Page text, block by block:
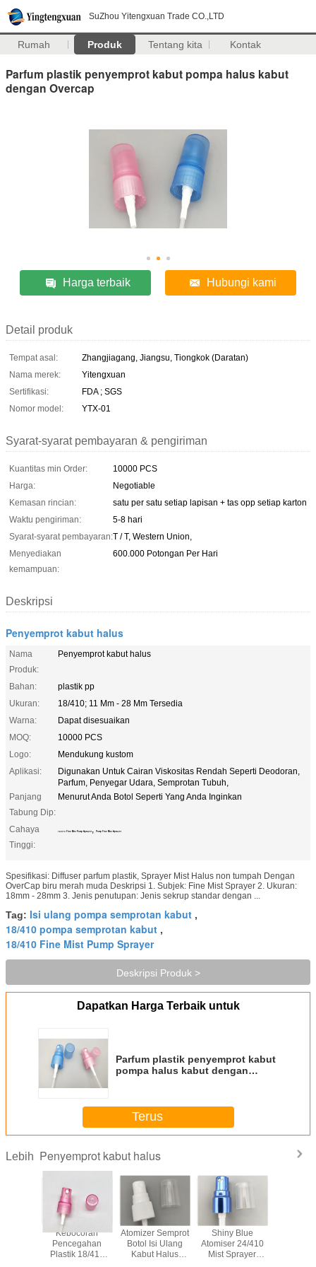
SuZhou Yitengxuan Trade CO.,LTD
Rumah Produk Tentang kita Kontak
Parfum plastik penyemprot kabut pompa halus kabut
dengan Overcap
Harga terbaik Hubungi kami
Detail produk
Tempat asal:
Zhangjiagang, Jiangsu, Tiongkok (Daratan)
Nama merek:
Yitengxuan
Sertifikasi:
FDA ; SGS
Nomor model:
YTX-01
Syarat-syarat pembayaran & pengiriman
Kuantitas min Order:
10000 PCS
Harga:
Negotiable
Kemasan rincian:
satu per satu setiap lapisan + tas opp setiap karton
Waktu pengiriman:
5-8 hari
Syarat-syarat pembayaran:T / T, Western Union,
Menyediakan
kemampuan:
600.000 Potongan Per Hari
Deskripsi
Penyemprot kabut halus
Nama
Produk:
Penyemprot kabut halus
Bahan:
plastik pp
Ukuran:
18/410; 11 Mm - 28 Mm Tersedia
Warna:
Dapat disesuaikan
MOQ:
10000 PCS
Logo:
Mendukung kustom
Aplikasi:
Digunakan Untuk Cairan Viskositas Rendah Seperti Deodoran,
Parfum, Penyegar Udara, Semprotan Tubuh,
Panjang
Tabung Dip:
Menurut Anda Botol Seperti Yang Anda Inginkan
Cahaya
Tinggi:
18/410 Fine Mist Pump Sprayer , Pump Fine Mist Sprayer
Spesifikasi: Diffuser parfum plastik, Sprayer Mist Halus non tumpah Dengan
OverCap biru merah muda Deskripsi 1. Subjek: Fine Mist Sprayer 2. Ukuran:
18mm - 28mm 3. Jenis penutupan: Jenis sekrup standar dengan ...
Tag: Isi ulang pompa semprotan kabut ,
18/410 pompa semprotan kabut ,
18/410 Fine Mist Pump Sprayer
Deskripsi Produk >
Dapatkan Harga Terbaik untuk
Parfum plastik penyemprot kabut
pompa halus kabut dengan
Terus
Lebih Penyemprot kabut halus
Kebocoran
Pencegahan
Plastik 18/410
Atomizer Semprot
Botol Isi Ulang
Kabut Halus
Shiny Blue
Atomiser 24/410
Mist Sprayer